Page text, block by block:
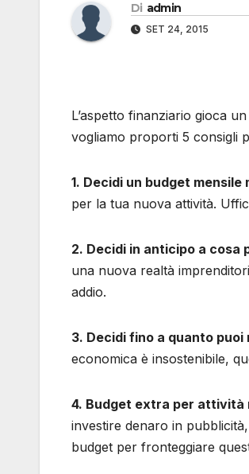
Di admin
SET 24, 2015
L’aspetto finanziario gioca
vogliamo proporti 5 consigli
1. Decidi un budget mensile
per la tua nuova attività.
2. Decidi in anticipo a cosa
una nuova realtà
addio.
3. Decidi fino a quanto puoi
economica è insostenibile,
4. Budget extra per attività
investire denaro in
budget per fronteggiare